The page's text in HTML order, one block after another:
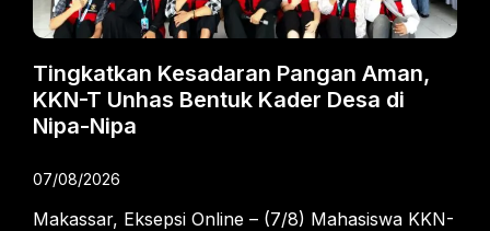
Tingkatkan Kesadaran Pangan Aman,
KKN-T Unhas Bentuk Kader Desa di
Nipa-Nipa
07/08/2026
Makassar, Eksepsi Online – (7/8) Mahasiswa KKN-